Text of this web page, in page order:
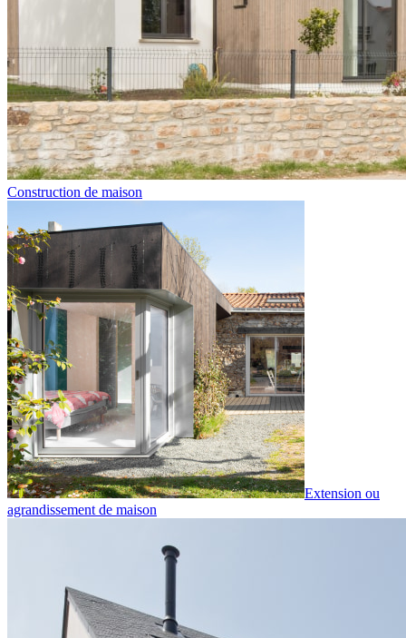
Construction de maison
Extension ou
agrandissement de maison